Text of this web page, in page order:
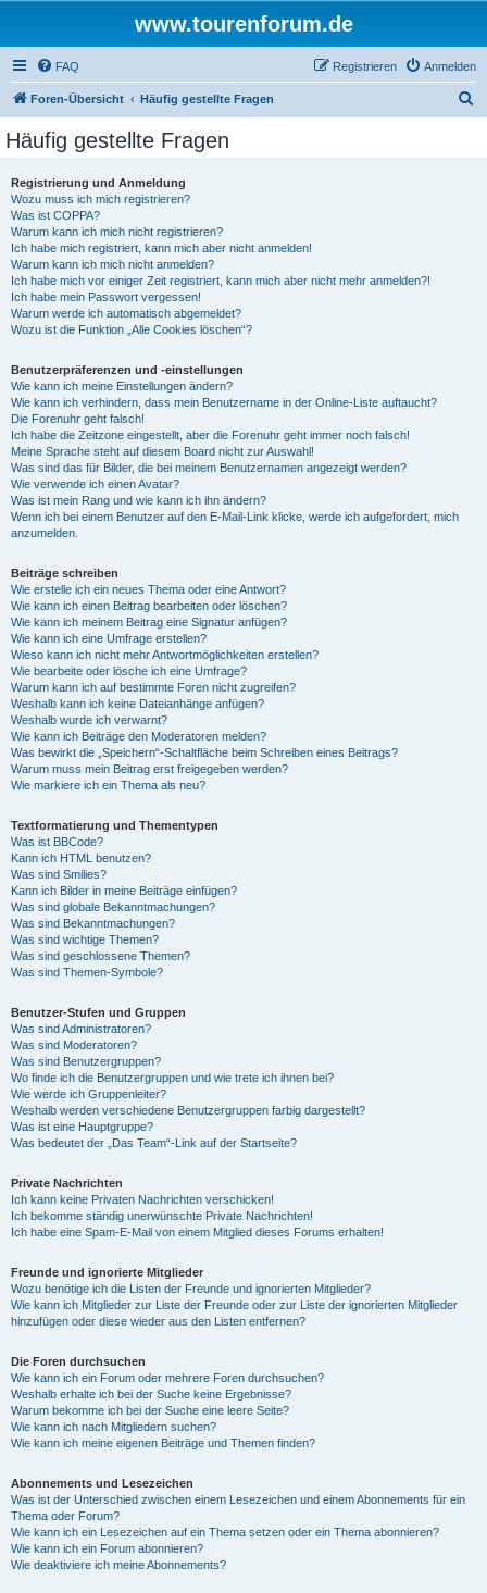
www.tourenforum.de
FAQ Anmelden
Registrieren
Foren-Übersicht Häufig gestellte Fragen
Häufig gestellte Fragen
Registrierung und Anmeldung
Wozu muss ich mich registrieren?
Was ist COPPA?
Warum kann ich mich nicht registrieren?
Ich habe mich registriert, kann mich aber nicht anmelden!
Warum kann ich mich nicht anmelden?
Ich habe mich vor einiger Zeit registriert, kann mich aber nicht mehr anmelden?!
Ich habe mein Passwort vergessen!
Warum werde ich automatisch abgemeldet?
Wozu ist die Funktion „Alle Cookies löschen“?
Benutzerpräferenzen und -einstellungen
Wie kann ich meine Einstellungen ändern?
Wie kann ich verhindern, dass mein Benutzername in der Online-Liste auftaucht?
Die Forenuhr geht falsch!
Ich habe die Zeitzone eingestellt, aber die Forenuhr geht immer noch falsch!
Meine Sprache steht auf diesem Board nicht zur Auswahl!
Was sind das für Bilder, die bei meinem Benutzernamen angezeigt werden?
Wie verwende ich einen Avatar?
Was ist mein Rang und wie kann ich ihn ändern?
Wenn ich bei einem Benutzer auf den E-Mail-Link klicke, werde ich aufgefordert, mich
anzumelden.
Beiträge schreiben
Wie erstelle ich ein neues Thema oder eine Antwort?
Wie kann ich einen Beitrag bearbeiten oder löschen?
Wie kann ich meinem Beitrag eine Signatur anfügen?
Wie kann ich eine Umfrage erstellen?
Wieso kann ich nicht mehr Antwortmöglichkeiten erstellen?
Wie bearbeite oder lösche ich eine Umfrage?
Warum kann ich auf bestimmte Foren nicht zugreifen?
Weshalb kann ich keine Dateianhänge anfügen?
Weshalb wurde ich verwarnt?
Wie kann ich Beiträge den Moderatoren melden?
Was bewirkt die „Speichern“-Schaltfläche beim Schreiben eines Beitrags?
Warum muss mein Beitrag erst freigegeben werden?
Wie markiere ich ein Thema als neu?
Textformatierung und Thementypen
Was ist BBCode?
Kann ich HTML benutzen?
Was sind Smilies?
Kann ich Bilder in meine Beiträge einfügen?
Was sind globale Bekanntmachungen?
Was sind Bekanntmachungen?
Was sind wichtige Themen?
Was sind geschlossene Themen?
Was sind Themen-Symbole?
Benutzer-Stufen und Gruppen
Was sind Administratoren?
Was sind Moderatoren?
Was sind Benutzergruppen?
Wo finde ich die Benutzergruppen und wie trete ich ihnen bei?
Wie werde ich Gruppenleiter?
Weshalb werden verschiedene Benutzergruppen farbig dargestellt?
Was ist eine Hauptgruppe?
Was bedeutet der „Das Team“-Link auf der Startseite?
Private Nachrichten
Ich kann keine Privaten Nachrichten verschicken!
Ich bekomme ständig unerwünschte Private Nachrichten!
Ich habe eine Spam-E-Mail von einem Mitglied dieses Forums erhalten!
Freunde und ignorierte Mitglieder
Wozu benötige ich die Listen der Freunde und ignorierten Mitglieder?
Wie kann ich Mitglieder zur Liste der Freunde oder zur Liste der ignorierten Mitglieder
hinzufügen oder diese wieder aus den Listen entfernen?
Die Foren durchsuchen
Wie kann ich ein Forum oder mehrere Foren durchsuchen?
Weshalb erhalte ich bei der Suche keine Ergebnisse?
Warum bekomme ich bei der Suche eine leere Seite?
Wie kann ich nach Mitgliedern suchen?
Wie kann ich meine eigenen Beiträge und Themen finden?
Abonnements und Lesezeichen
Was ist der Unterschied zwischen einem Lesezeichen und einem Abonnements für ein
Thema oder Forum?
Wie kann ich ein Lesezeichen auf ein Thema setzen oder ein Thema abonnieren?
Wie kann ich ein Forum abonnieren?
Wie deaktiviere ich meine Abonnements?